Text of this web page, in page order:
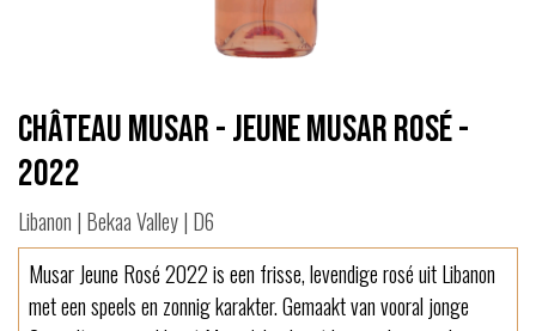
Château Musar - Jeune Musar Rosé -
2022
Libanon | Bekaa Valley | D6
Musar Jeune Rosé 2022 is een frisse, levendige rosé uit Libanon
met een speels en zonnig karakter. Gemaakt van vooral jonge